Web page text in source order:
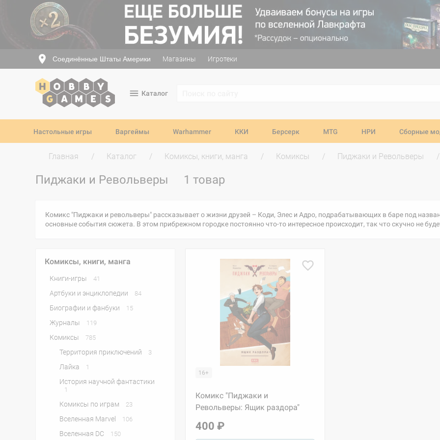
Соединённые Штаты Америки Магазины Игротеки
Каталог
Настольные игры Варгеймы Warhammer ККИ Берсерк MTG НРИ Сборные
Главная Каталог Комиксы, книги, манга Комиксы Пиджаки и Револьверы
Пиджаки и Револьверы 1 товар
Комикс "Пиджаки и револьверы" рассказывает о жизни друзей – Коди, Элес и Адро, подрабатывающих в баре под
основные события сюжета. В этом прибрежном городке постоянно что-то интересное происходит, так что скучно не
Комиксы, книги, манга
Книги-игры 41
Артбуки и энциклопедии 84
Биографии и фанбуки 15
Журналы 119
Комиксы 785
Территория приключений 3
Лайка 1
История научной фантастики
1
Комиксы по играм 23
Вселенная Marvel 106
Вселенная DC 150
16+
Комикс "Пиджаки и
Револьверы: Ящик раздора"
400 ₽